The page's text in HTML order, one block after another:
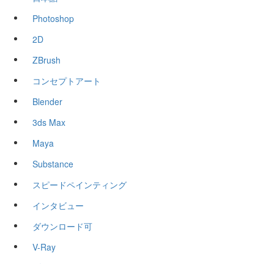
Photoshop
2D
ZBrush
コンセプトアート
Blender
3ds Max
Maya
Substance
スピードペインティング
インタビュー
ダウンロード可
V-Ray